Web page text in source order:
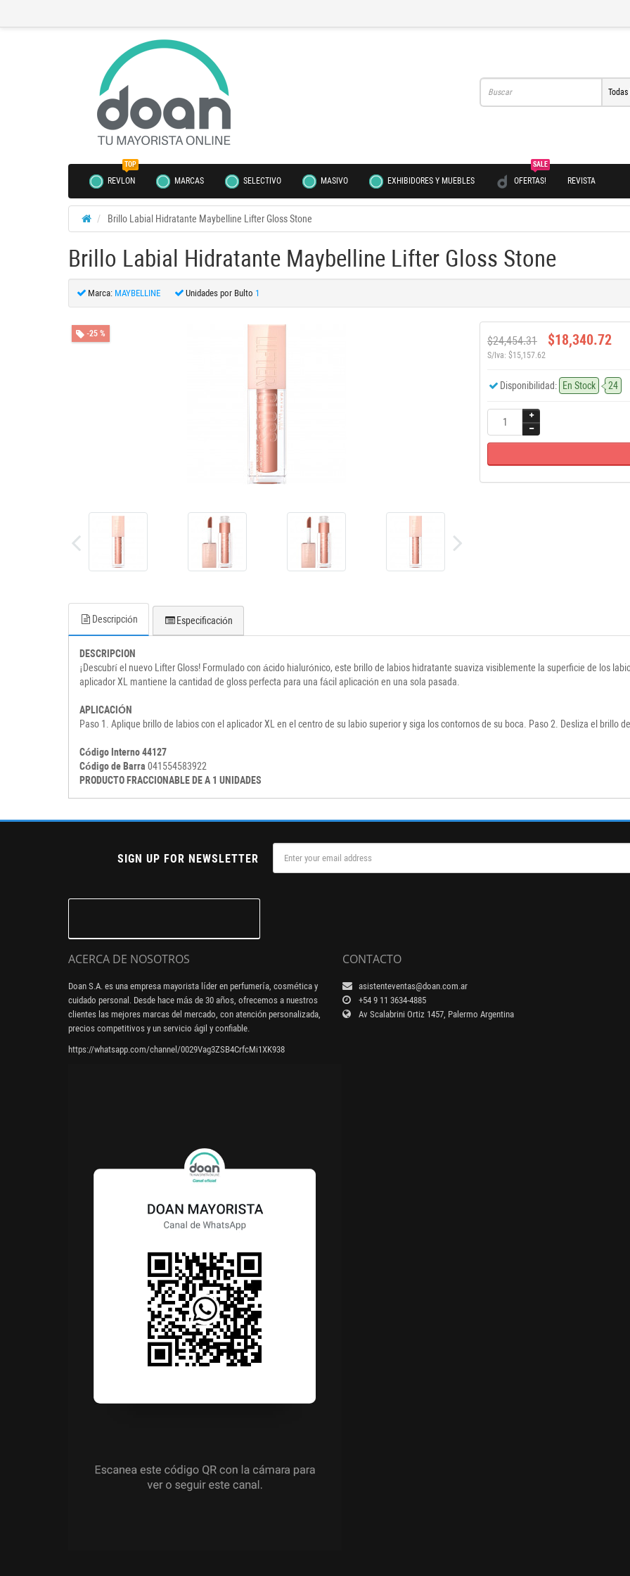
TOP
REVLON MARCAS SELECTIVO MASIVO EXHIBIDORES Y MUEBLES
SALE
OFERTAS! REVISTA
Brillo Labial Hidratante Maybelline Lifter Gloss Stone
Brillo Labial Hidratante Maybelline Lifter Gloss Stone
Marca: MAYBELLINE Unidades por Bulto 1
-25 %
$24,454.31 $18,340.72
S/Iva: $15,157.62
Disponibilidad: En Stock 24
Descripción Especificación
DESCRIPCION
¡Descubrí el nuevo Lifter Gloss! Formulado con ácido hialurónico, este brillo de labios hidratante suaviza visiblemente la superficie de los
aplicador XL mantiene la cantidad de gloss perfecta para una fácil aplicación en una sola pasada.
APLICACIÓN
Paso 1. Aplique brillo de labios con el aplicador XL en el centro de su labio superior y siga los contornos de su boca. Paso 2. Desliza el brillo
Código Interno 44127
Código de Barra 041554583922
PRODUCTO FRACCIONABLE DE A 1 UNIDADES
SIGN UP FOR NEWSLETTER
ACERCA DE NOSOTROS
Doan S.A. es una empresa mayorista líder en perfumería, cosmética y
cuidado personal. Desde hace más de 30 años, ofrecemos a nuestros
clientes las mejores marcas del mercado, con atención personalizada,
precios competitivos y un servicio ágil y confiable.
https://whatsapp.com/channel/0029Vag3ZSB4CrfcMi1XK938
CONTACTO
asistenteventas@doan.com.ar
+54 9 11 3634-4885
Av Scalabrini Ortiz 1457, Palermo Argentina